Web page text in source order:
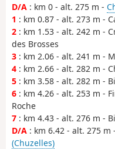
D/A : km 0 - alt. 275 m -
1 : km 0.87 - alt. 273 m -
2 : km 1.53 - alt. 242 m -
des Brosses
3 : km 2.06 - alt. 241 m -
4 : km 2.66 - alt. 282 m -
5 : km 3.58 - alt. 282 m -
6 : km 4.26 - alt. 253 m -
Roche
7 : km 4.43 - alt. 276 m -
D/A : km 6.42 - alt. 275 m -
(Chuzelles)